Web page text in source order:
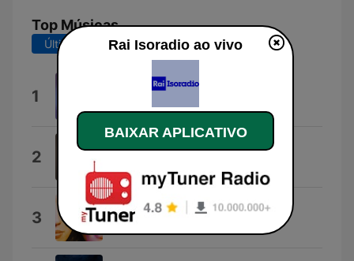
Top Músicas
Últimos 7 dias Últimos 30 dias
1 Rock Power
Pierfrancesco Bellisario
2 Tabù
3 Gaia Nostra
Rai Isoradio ao vivo
BAIXAR APLICATIVO